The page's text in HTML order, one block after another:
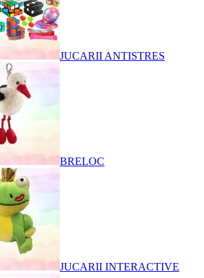
JUCARII ANTISTRES
BRELOC
JUCARII INTERACTIVE